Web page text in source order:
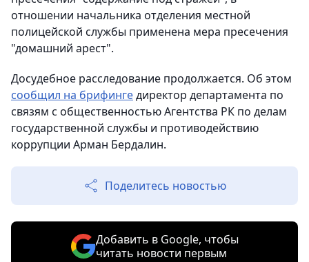
отношении начальника отделения местной
полицейской службы применена мера пресечения
"домашний арест".
Досудебное расследование продолжается. Об этом
сообщил на брифингедиректор департамента по
связям с общественностью Агентства РК по делам
государственной службы и противодействию
коррупции Арман Бердалин.
Поделитесь новостью
Добавить в Google, чтобы
читать новости первым